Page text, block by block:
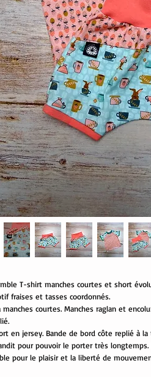
T-shirt manches courtes et short
fraises et tasses coordonnés.
courtes. Manches raglan et
en jersey. Bande de bord côte replié à
pour pouvoir le porter très
pour le plaisir et la liberté de